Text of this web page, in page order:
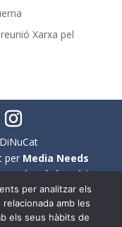
Xarxa pel
per Media Needs
|Avís legal|
l'ús no sexista del
per analitzar els
amb les
els seus hàbits de